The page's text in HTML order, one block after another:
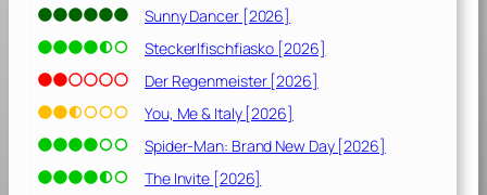
Sunny Dancer [2026]
Steckerlfischfiasko [2026]
Der Regenmeister [2026]
You, Me & Italy [2026]
Spider-Man: Brand New Day [2026]
The Invite [2026]